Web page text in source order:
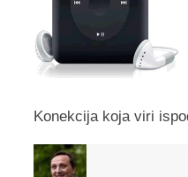
Konekcija koja viri